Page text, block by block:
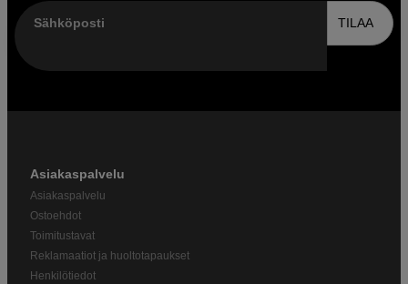
Sähköposti TILAA
Asiakaspalvelu
Asiakaspalvelu
Ostoehdot
Toimitustavat
Reklamaatiot ja huoltotapaukset
Henkilötiedot